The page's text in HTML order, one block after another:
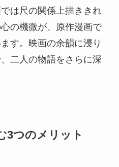
は尺の関係上描ききれ
の機微が、原作漫画で
す。映画の余韻に浸り
二人の物語をさらに深
3つのメリット